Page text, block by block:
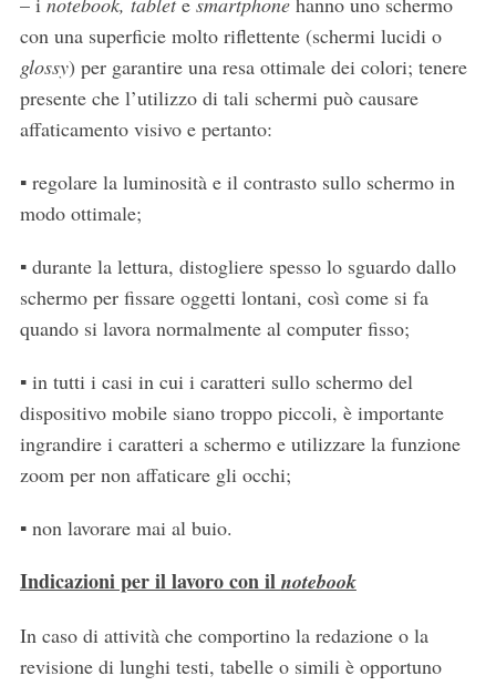
con una superficie molto riflettente (schermi lucidi o
glossy) per garantire una resa ottimale dei colori; tenere
presente che l’utilizzo di tali schermi può causare
affaticamento visivo e pertanto:
▪ regolare la luminosità e il contrasto sullo schermo in
modo ottimale;
▪ durante la lettura, distogliere spesso lo sguardo dallo
schermo per fissare oggetti lontani, così come si fa
quando si lavora normalmente al computer fisso;
▪ in tutti i casi in cui i caratteri sullo schermo del
dispositivo mobile siano troppo piccoli, è importante
ingrandire i caratteri a schermo e utilizzare la funzione
zoom per non affaticare gli occhi;
▪ non lavorare mai al buio.
Indicazioni per il lavoro con il notebook
In caso di attività che comportino la redazione o la
revisione di lunghi testi, tabelle o simili è opportuno